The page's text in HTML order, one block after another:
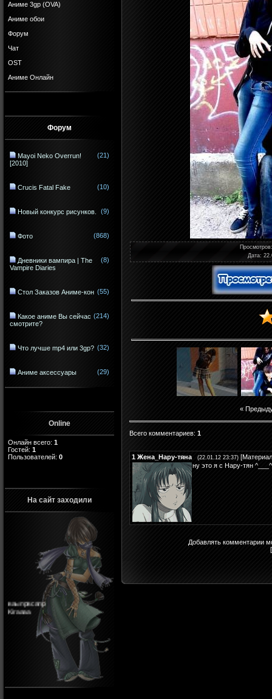
Аниме 3gp (OVA)
Аниме обои
Форум
Чат
OST
Аниме Онлайн
Форум
Mayoi Neko Overrun!
[2010]
(21)
Crucis Fatal Fake (10)
Новый конкурс рисунков. (9)
Фото (868)
Дневники вампира | The
Vampire Diaries
(8)
Стол Заказов Аниме-кон (55)
Какое аниме Вы сейчас
смотрите?
(214)
Что лучше mp4 или 3gp? (32)
Аниме аксессуары (29)
Online
Онлайн всего: 1
Гостей: 1
Пользователей: 0
На сайт заходили
ваыпрвсапр
Kiraaaa
Просмотров
Дата:
«
Всего комментариев: 1
1 Жена_Нару-тяна (22.01.12 23:37) [Материал
ну это я с Нару-тян ^___^
Добавлять комментарии